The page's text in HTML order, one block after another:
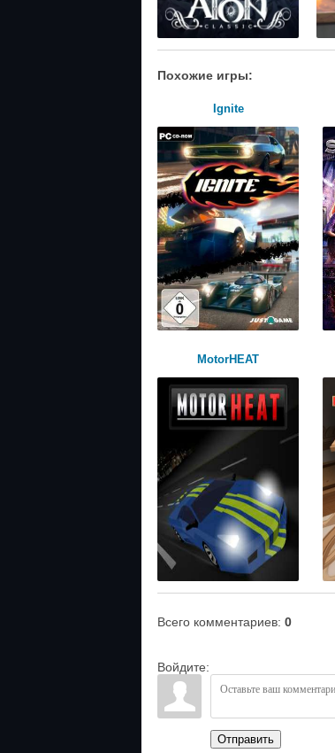
Похожие игры:
Ignite
MotorHEAT
Всего комментариев: 0
Войдите:
Отправить